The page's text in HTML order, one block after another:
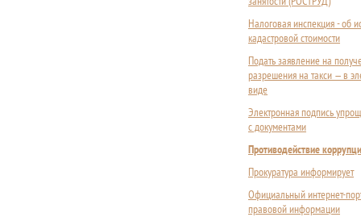
Налоговая инспекция - об
кадастровой стоимости
Подать заявление на
разрешения на такси — в
виде
Электронная подпись
с документами
Противодействие
Прокуратура информирует
Официальный интернет-
правовой информации